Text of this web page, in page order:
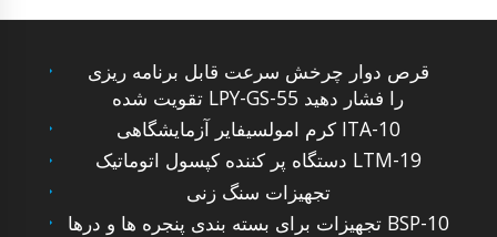
قرص دوار چرخش سرعت قابل برنامه ریزی
تقویت شده LPY-GS-55 را فشار دهید
کرم امولسیفایر آزمایشگاهی ITA-10
دستگاه پر کننده کپسول اتوماتیک LTM-19
تجهیزات سنگ زنی
تجهیزات برای بسته بندی پنجره ها و درها BSP-10